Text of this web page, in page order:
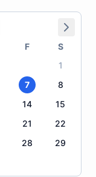
F
S
1
7
8
14
15
21
22
28
29